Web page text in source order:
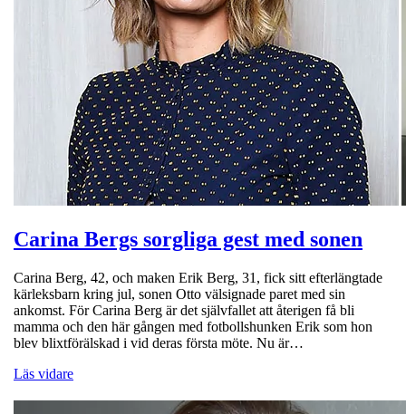
Carina Bergs sorgliga gest med sonen
Carina Berg, 42, och maken Erik Berg, 31, fick sitt efterlängtade
kärleksbarn kring jul, sonen Otto välsignade paret med sin
ankomst. För Carina Berg är det självfallet att återigen få bli
mamma och den här gången med fotbollshunken Erik som hon
blev blixtförälskad i vid deras första möte. Nu är…
Läs vidare